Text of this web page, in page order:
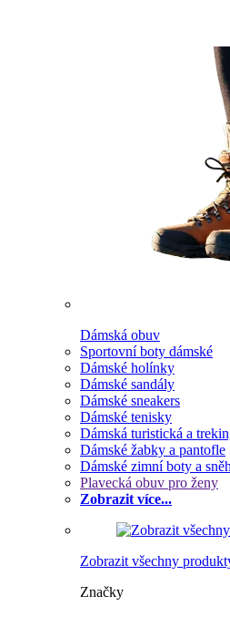
Dámská obuv
Sportovní boty dámské
Dámské holínky
Dámské sandály
Dámské sneakers
Dámské tenisky
Dámská turistická a
Dámské žabky a pantofle
Dámské zimní boty a
Plavecká obuv pro ženy
Zobrazit více...
Zobrazit všechny
Značky